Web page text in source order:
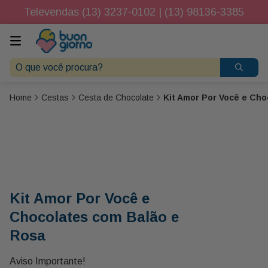
Televendas (13) 3237-0102 | (13) 98136-3385
O que você procura?
Cestas Cesta de Chocolate Kit Amor Por Você e
Kit Amor Por Você e
Chocolates com Balão e
Rosa
Aviso Importante!